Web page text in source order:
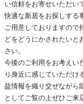
い信頼をお寄せいただい
快適な新居をお探しする
ご用意しておりますので
どをどうにかされたい
さい。
今後のご利用をお考えい
り身近に感じていただ
益情報を織り交ぜながら
としてご覧の上ぜひご来